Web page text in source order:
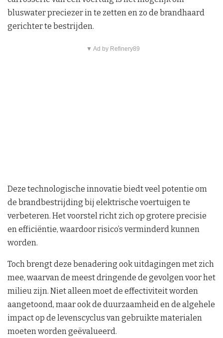
bluswater preciezer in te zetten en zo de brandhaard
gerichter te bestrijden.
▼ Ad by Refinery89
Deze technologische innovatie biedt veel potentie om
de brandbestrijding bij elektrische voertuigen te
verbeteren. Het voorstel richt zich op grotere precisie
en efficiëntie, waardoor risico’s verminderd kunnen
worden.
Toch brengt deze benadering ook uitdagingen met zich
mee, waarvan de meest dringende de gevolgen voor het
milieu zijn. Niet alleen moet de effectiviteit worden
aangetoond, maar ook de duurzaamheid en de algehele
impact op de levenscyclus van gebruikte materialen
moeten worden geëvalueerd.